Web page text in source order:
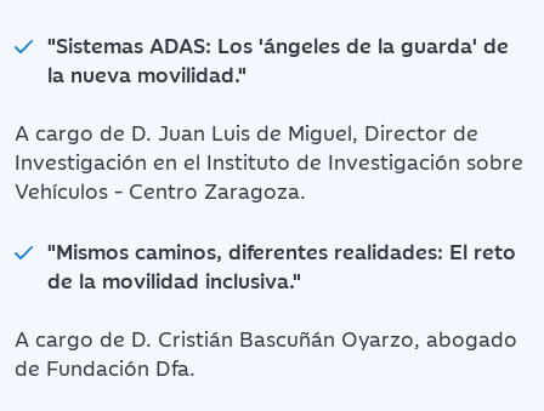
"Sistemas ADAS: Los 'ángeles de la guarda' de
la nueva movilidad."
A cargo de D. Juan Luis de Miguel, Director de
Investigación en el Instituto de Investigación sobre
Vehículos - Centro Zaragoza.
"Mismos caminos, diferentes realidades: El reto
de la movilidad inclusiva."
A cargo de D. Cristián Bascuñán Oyarzo, abogado
de Fundación Dfa.